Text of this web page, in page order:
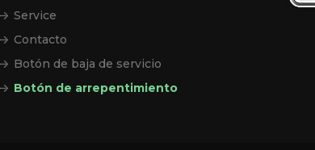
Service
Contacto
Botón de baja de servicio
Botón de arrepentimiento